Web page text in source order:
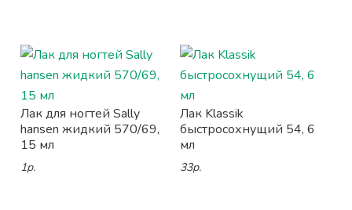
Лак для ногтей Sally
hansen жидкий 570/69,
15 мл
1р.
Лак Klassik
быстросохнущий 54, 6
мл
33р.